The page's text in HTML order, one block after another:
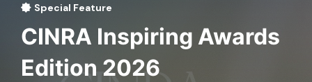
Special Feature
CINRA Inspiring Awards
Edition 2026